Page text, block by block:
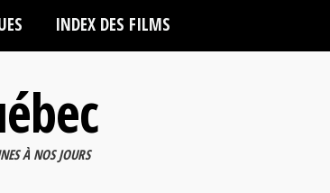
INDEX DES FILMS
À NOS JOURS